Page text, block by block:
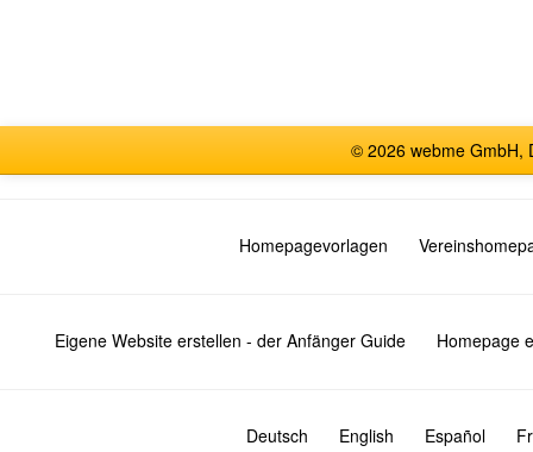
© 2026 webme GmbH,
Homepagevorlagen
Eigene Website erstellen - der Anfänger Guide Homepage
Deutsch English Español